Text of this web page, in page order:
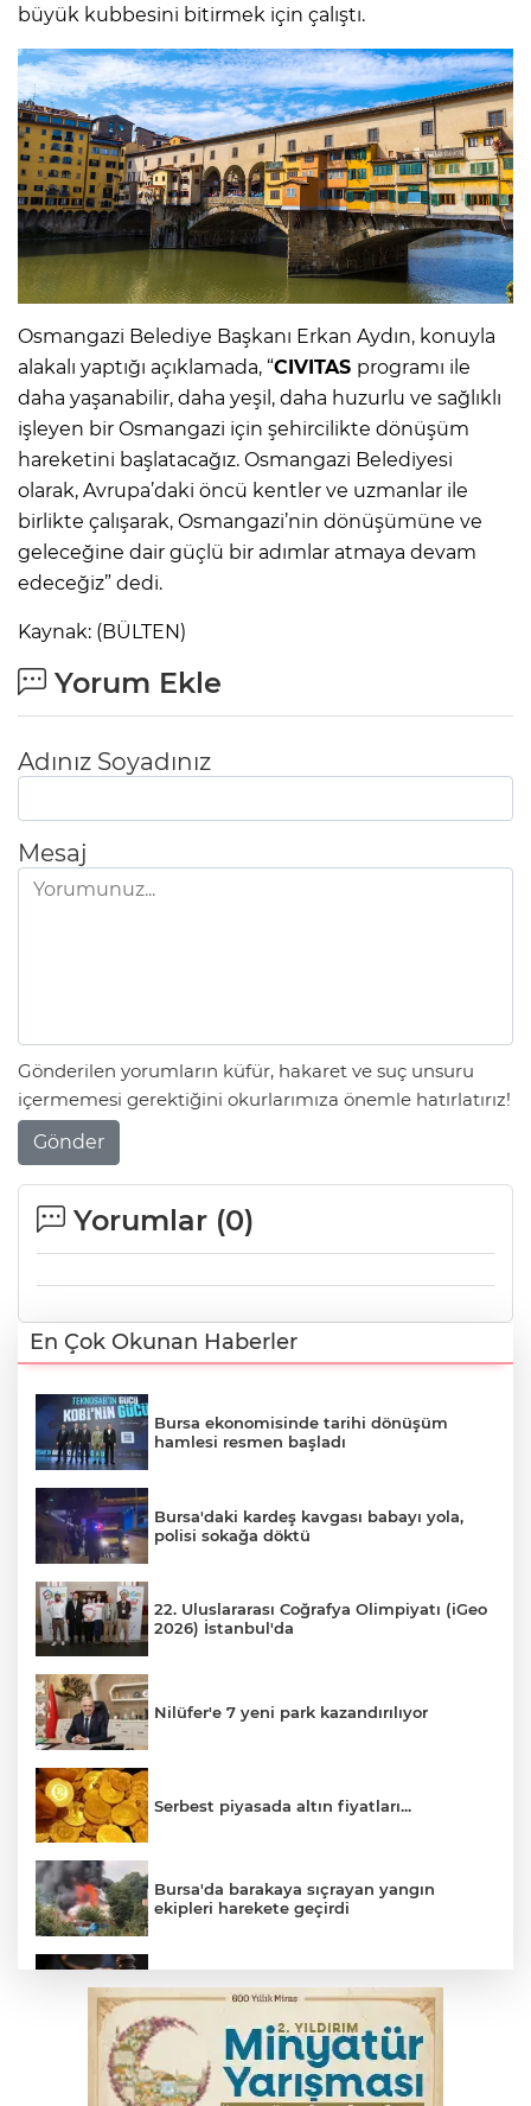
büyük kubbesini bitirmek için çalıştı.
Osmangazi Belediye Başkanı Erkan Aydın, konuyla
alakalı yaptığı açıklamada, “CIVITAS programı ile
daha yaşanabilir, daha yeşil, daha huzurlu ve sağlıklı
işleyen bir Osmangazi için şehircilikte dönüşüm
hareketini başlatacağız. Osmangazi Belediyesi
olarak, Avrupa’daki öncü kentler ve uzmanlar ile
birlikte çalışarak, Osmangazi’nin dönüşümüne ve
geleceğine dair güçlü bir adımlar atmaya devam
edeceğiz” dedi.
Kaynak: (BÜLTEN)
Yorum Ekle
Adınız Soyadınız
Mesaj
Gönderilen yorumların küfür, hakaret ve suç unsuru
içermemesi gerektiğini okurlarımıza önemle hatırlatırız!
Gönder
Yorumlar (0)
En Çok Okunan Haberler
Bursa ekonomisinde tarihi dönüşüm
hamlesi resmen başladı
Bursa'daki kardeş kavgası babayı yola,
polisi sokağa döktü
22. Uluslararası Coğrafya Olimpiyatı (iGeo
2026) İstanbul'da
Nilüfer'e 7 yeni park kazandırılıyor
Serbest piyasada altın fiyatları...
Bursa'da barakaya sıçrayan yangın
ekipleri harekete geçirdi
Yargıtay’dan primle çalışanlara müjde
TOFAŞ Basketbol'da sağlık kontrolleri
başladı